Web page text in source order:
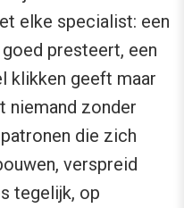
elke specialist: een
presteert, een
klikken geeft maar
niemand zonder
die zich
verspreid
tegelijk, op